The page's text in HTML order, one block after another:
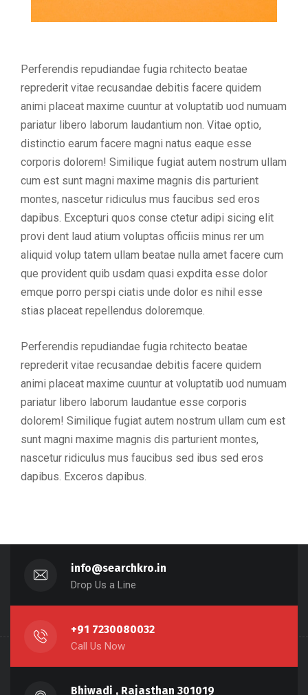
Perferendis repudiandae fugia rchitecto beatae
reprederit vitae recusandae debitis facere quidem
animi placeat maxime cuuntur at voluptatib uod numuam
pariatur libero laborum laudantium non. Vitae optio,
distinctio earum facere magni natus eaque esse
corporis dolorem! Similique fugiat autem nostrum ullam
cum est sunt magni maxime magnis dis parturient
montes, nascetur ridiculus mus faucibus sed eros
dapibus. Excepturi quos conse ctetur adipi sicing elit
provi dent laud atium voluptas officiis minus rer um
aliquid volup tatem ullam beatae nulla amet facere cum
que provident quib usdam quasi expdita esse dolor
emque porro perspi ciatis unde dolor es nihil esse
stias placeat repellendus doloremque.
Perferendis repudiandae fugia rchitecto beatae
reprederit vitae recusandae debitis facere quidem
animi placeat maxime cuuntur at voluptatib uod numuam
pariatur libero laborum laudantue esse corporis
dolorem! Similique fugiat autem nostrum ullam cum est
sunt magni maxime magnis dis parturient montes,
nascetur ridiculus mus faucibus sed ibus sed eros
dapibus. Exceros dapibus.
info@searchkro.in
Drop Us a Line
+91 7230080032
Call Us Now
Bhiwadi , Rajasthan 301019